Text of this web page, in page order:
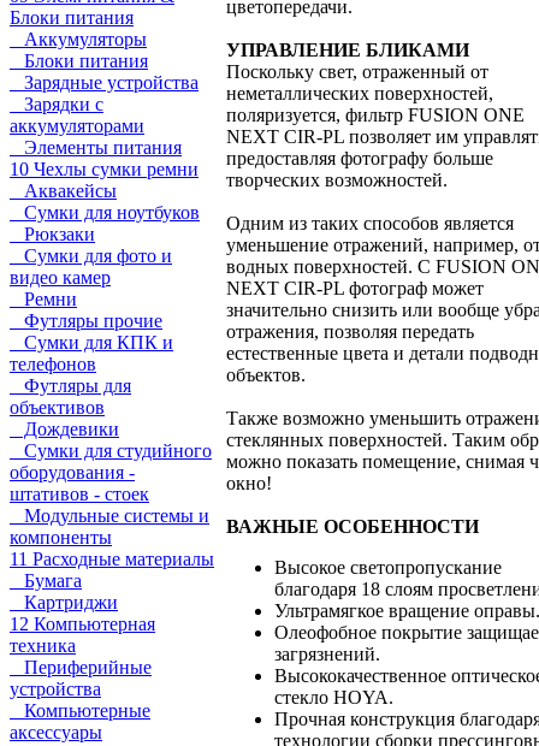
Блоки питания
Аккумуляторы
Блоки питания
Зарядные устройства
Зарядки с
аккумуляторами
Элементы питания
10 Чехлы сумки ремни
Аквакейсы
Сумки для ноутбуков
Рюкзаки
Сумки для фото и
видео камер
Ремни
Футляры прочие
Сумки для КПК и
телефонов
Футляры для
объективов
Дождевики
Сумки для студийного
оборудования -
штативов - стоек
Модульные системы и
компоненты
11 Расходные материалы
Бумага
Картриджи
12 Компьютерная
техника
Периферийные
устройства
Компьютерные
аксессуары
цветопередачи.
УПРАВЛЕНИЕ БЛИКАМИ
Поскольку свет, отраженный от
неметаллических поверхностей,
поляризуется, фильтр FUSION ONE
NEXT CIR-PL позволяет им
предоставляя фотографу больше
творческих возможностей.
Одним из таких способов является
уменьшение отражений, например,
водных поверхностей. С FUSION
NEXT CIR-PL фотограф может
значительно снизить или вообще
отражения, позволяя передать
естественные цвета и детали
объектов.
Также возможно уменьшить
стеклянных поверхностей. Таким
можно показать помещение, снимая
окно!
ВАЖНЫЕ ОСОБЕННОСТИ
Высокое светопропускание
благодаря 18 слоям
Ультрамягкое вращение оправы.
Олеофобное покрытие
загрязнений.
Высококачественное
стекло HOYA.
Прочная конструкция
технологии сборки